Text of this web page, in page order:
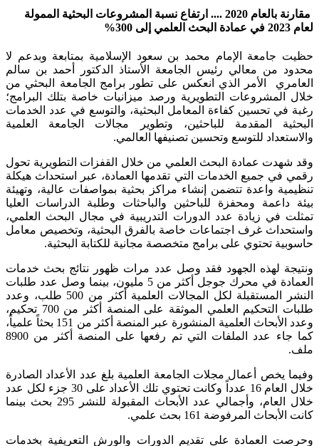
مقارنة بالعام 2020 .... ارتفاع نسبة المشروعات البحثية الممولة
لعام 2023 في عمادة البحث العلمي إلى 300%
حظيت جامعة الإمام محمد بن سعود الإسلامية بمتابعة وبدعم لا
محدود من معالي رئيس الجامعة الأستاذ الدكتور أحمد بن سالم
العامري الأمر الذي انعكس على تطور برامج الجامعة البحثي من
خلال المشروعات التطويرية ورصد ميزانيات خاصة بتلك البرامج؛
رغبة في تحسين كفاءة المعامل البحثية، والتوسع في عدد الخدمات
البحثية المقدمة للباحثين، وتطوير مجالات الجامعة العلمية
والاستعداد للتوسع وتحسين تصنيفها العالمي.
وقد شهدت عمادة البحث العلمي من خلال القفزات التطويرية تحول
رقمي في جميع الخدمات التي تقدمها العمادة، عبر استحداث هيكلة
تنظيمية واعدة تتضمن إنشاء مراكز بحثية بمواصفات عالية، وتهيئة
بيئة داعمة ومحفزة للباحثين والباحثات وطلبة الدراسات العليا
تمثلت في زيادة عدد الدورات التدريبية في مجال البحث العلمي،
واستحداث غرف اجتماعات خاصة بالفرق البحثية، وتخصيص معامل
حاسوبية تحتوي على برامج متخصصة مجانية للكتابة البحثية.
ونتيجة لهذه الجهود فقد وصل عدد مرات ظهور نتائج بحث خدمات
العمادة في محرك جوجل أكثر من 5 مليون، بينما وصل عدد طلبات
النشر المستقبلة لكل المجالات العلمية أكثر من 500 طلب، وعدد
طلبات التحكيم العلمي الموثقة على المنصة أكثر من 700 تحكيم،
وعدد الأبحاث العلمية المنشورة عبر المنصة أكثر من 151 بحثاً علمياً،
كما جاء عدد الملفات التي تم رفعها على المنصة أكثر من 8900
ملف.
وفيما يخص أعمال مجلات الجامعة العلمية بلغ عدد الأعداد الصادرة
خلال العام 16 عدداً وكانت تحتوي تلك الأعداد على 30 جزء لكل عدد
خلال العام، وأجمال​ي عدد الأبحاث المقبولة للنشر 295 بحث بينما
كانت الأبحاث المرفوضة 161 بحث علمي.
وحرصت العمادة على تقديم الدورات والورش التعريفية بخدمات